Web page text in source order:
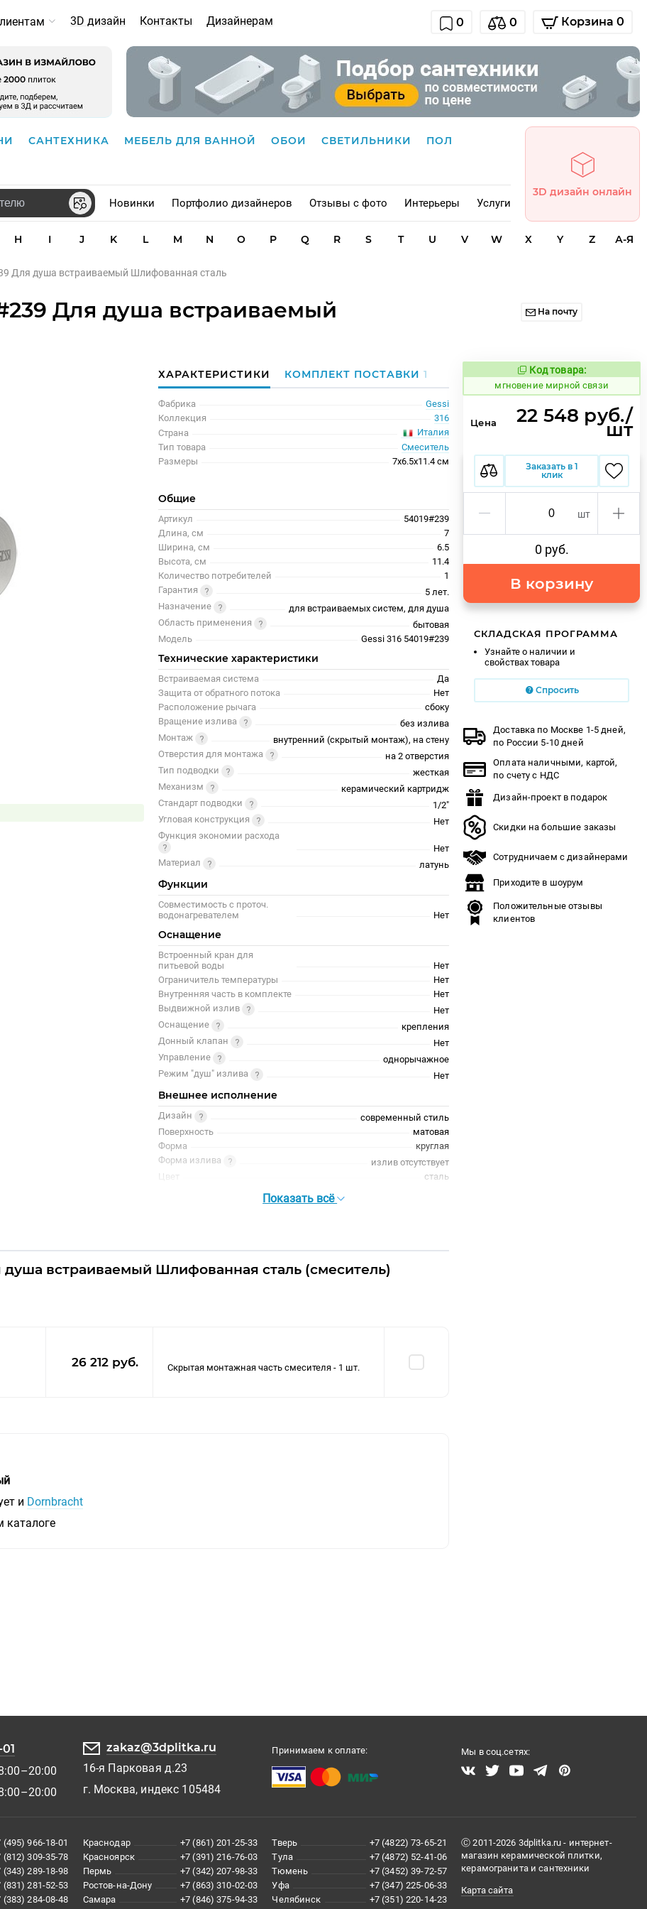
3D дизайн Контакты Дизайнерам 0 0 Корзина 0
САНТЕХНИКА МЕБЕЛЬ ДЛЯ ВАННОЙ ОБОИ СВЕТИЛЬНИКИ ПОЛ
Новинки Портфолио дизайнеров Отзывы с фото Интерьеры Услуги
3D дизайн онлайн
H I J K L M N O P Q R S T U V W X Y Z А-Я
Для душа встраиваемый Шлифованная сталь
Для душа встраиваемый
На почту
ХАРАКТЕРИСТИКИ КОМПЛЕКТ ПОСТАВКИ1
Фабрика
Gessi
Коллекция
316
Страна
Италия
Тип товара
Смеситель
Размеры
7x6.5x11.4 см
Общие
Артикул
54019#239
Длина, см
7
Ширина, см
6.5
Высота, см
11.4
Количество потребителей
1
Гарантия
5 лет.
Назначение
для встраиваемых систем, для душа
Область применения
бытовая
Модель
Gessi 316 54019#239
Технические характеристики
Встраиваемая система
Да
Защита от обратного потока
Нет
Расположение рычага
сбоку
Вращение излива
без излива
Монтаж
внутренний (скрытый монтаж), на стену
Отверстия для монтажа
на 2 отверстия
Тип подводки
жесткая
Механизм
керамический картридж
Стандарт подводки
1/2"
Угловая конструкция
Нет
Функция экономии расхода
Нет
Материал
латунь
Функции
Совместимость с проточ.
водонагревателем
Нет
Оснащение
Встроенный кран для
питьевой воды
Нет
Ограничитель температуры
Нет
Внутренняя часть в комплекте
Нет
Выдвижной излив
Нет
Оснащение
крепления
Донный клапан
Нет
Управление
однорычажное
Режим "душ" излива
Нет
Внешнее исполнение
Дизайн
современный стиль
Поверхность
матовая
Форма
круглая
Форма излива
излив отсутствует
Цвет
сталь
Показать всё
душа встраиваемый Шлифованная сталь (смеситель)
26 212 руб.
и Dornbracht
каталоге
Код товара:
944711 Код товара:
мгновение мирной связи
Цена 22 548 руб./
шт
Заказать в 1
клик
шт
0 руб.
В корзину
СКЛАДСКАЯ ПРОГРАММА
Узнайте о наличии и
свойствах товара
Спросить
Доставка по Москве 1-5 дней,
по России 5-10 дней
Оплата наличными, картой,
по счету с НДС
Дизайн-проект в подарок
Скидки на большие заказы
Сотрудничаем с дизайнерами
Приходите в шоурум
Положительные отзывы
клиентов
zakaz@3dplitka.ru
16-я Парковая д.23
г. Москва, индекс 105484
Принимаем к оплате: Мы в соц.сетях:
(495) 966-18-01
(812) 309-35-78
(343) 289-18-98
(831) 281-52-53
(383) 284-08-48
Краснодар
+7 (861) 201-25-33
Красноярск
+7 (391) 216-76-03
Пермь
+7 (342) 207-98-33
Ростов-на-Дону
+7 (863) 310-02-03
Самара
+7 (846) 375-94-33
Тверь
+7 (4822) 73-65-21
Тула
+7 (4872) 52-41-06
Тюмень
+7 (3452) 39-72-57
Уфа
+7 (347) 225-06-33
Челябинск
+7 (351) 220-14-23
Ⓒ 2011-2026 3dplitka.ru - интернет-
магазин керамической плитки,
керамогранита и сантехники
Карта сайта